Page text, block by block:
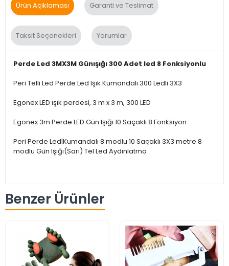
Ürün Açıklaması Garanti ve Teslimat
Taksit Seçenekleri Yorumlar
Perde Led 3MX3M Günışığı 300 Adet led 8 Fonksiyonlu
Peri Telli Led Perde Led Işık Kumandalı 300 Ledli 3X3
Egonex LED ışık perdesi, 3 m x 3 m, 300 LED
Egonex 3m Perde LED Gün Işığı 10 Saçaklı 8 Fonksiyon
Peri Perde Led|Kumandalı 8 modlu 10 Saçaklı 3X3 metre 8
modlu Gün Işığı(Sarı) Tel Led Aydınlatma
Benzer Ürünler